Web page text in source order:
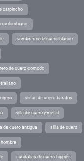
carpincho
colombiano
sombreros de cuero blanco
de cuero comodo
sofas de cuero baratos
silla de cuero y metal
de cuero antigua silla de cuero
sandalias de cuero hippies